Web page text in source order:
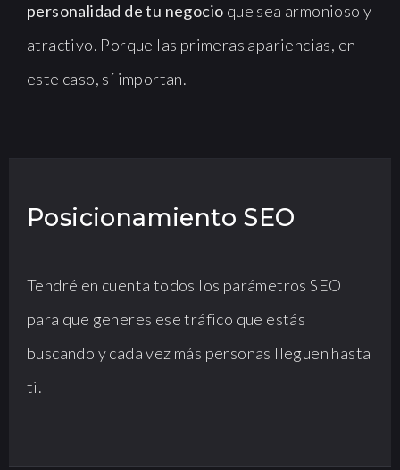
personalidad de tu negocio que sea armonioso y
atractivo. Porque las primeras apariencias, en
este caso, sí importan.
Posicionamiento SEO
Tendré en cuenta todos los parámetros SEO
para que generes ese tráfico que estás
buscando y cada vez más personas lleguen hasta
ti.